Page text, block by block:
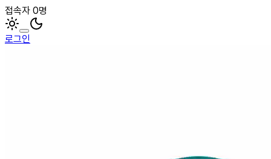
접속자 0명
로그인